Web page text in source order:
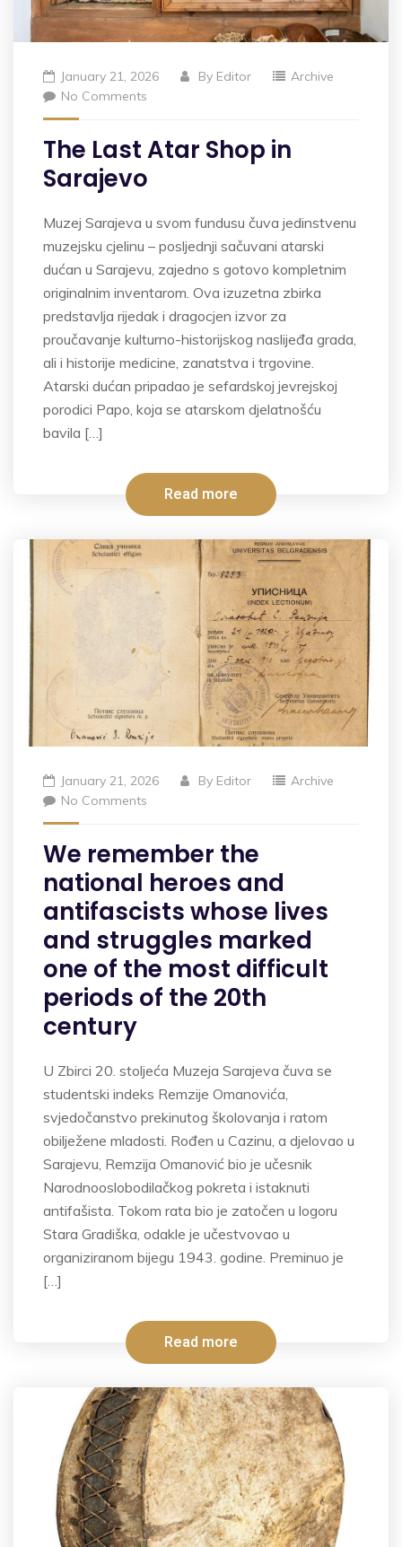
January 21, 2026 By Editor
Archive
No Comments
The Last Atar Shop in
Sarajevo
Muzej Sarajeva u svom fundusu čuva jedinstvenu
muzejsku cjelinu – posljednji sačuvani atarski
dućan u Sarajevu, zajedno s gotovo kompletnim
originalnim inventarom. Ova izuzetna zbirka
predstavlja rijedak i dragocjen izvor za
proučavanje kulturno-historijskog naslijeđa grada,
ali i historije medicine, zanatstva i trgovine.
Atarski dućan pripadao je sefardskoj jevrejskoj
porodici Papo, koja se atarskom djelatnošću
bavila […]
Read more
January 21, 2026 By Editor
Archive
No Comments
We remember the
national heroes and
antifascists whose lives
and struggles marked
one of the most difficult
periods of the 20th
century
U Zbirci 20. stoljeća Muzeja Sarajeva čuva se
studentski indeks Remzije Omanovića,
svjedočanstvo prekinutog školovanja i ratom
obilježene mladosti. Rođen u Cazinu, a djelovao u
Sarajevu, Remzija Omanović bio je učesnik
Narodnooslobodilačkog pokreta i istaknuti
antifašista. Tokom rata bio je zatočen u logoru
Stara Gradiška, odakle je učestvovao u
organiziranom bijegu 1943. godine. Preminuo je
[…]
Read more